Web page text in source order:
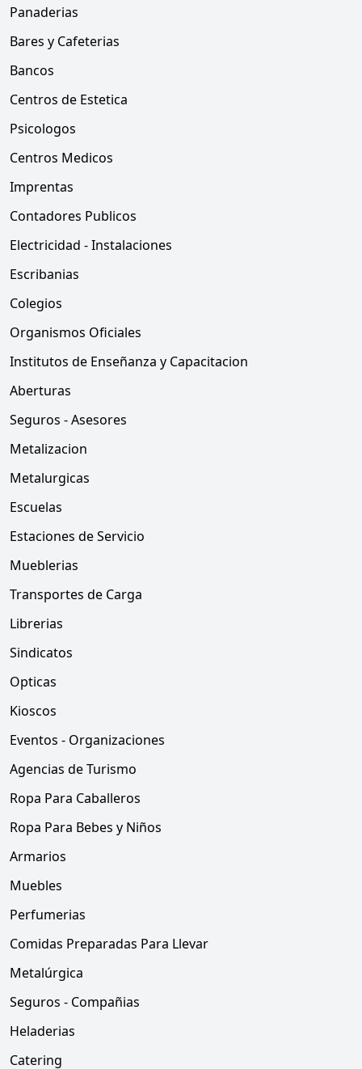
Panaderias
Bares y Cafeterias
Bancos
Centros de Estetica
Psicologos
Centros Medicos
Imprentas
Contadores Publicos
Electricidad - Instalaciones
Escribanias
Colegios
Organismos Oficiales
Institutos de Enseñanza y Capacitacion
Aberturas
Seguros - Asesores
Metalizacion
Metalurgicas
Escuelas
Estaciones de Servicio
Mueblerias
Transportes de Carga
Librerias
Sindicatos
Opticas
Kioscos
Eventos - Organizaciones
Agencias de Turismo
Ropa Para Caballeros
Ropa Para Bebes y Niños
Armarios
Muebles
Perfumerias
Comidas Preparadas Para Llevar
Metalúrgica
Seguros - Compañias
Heladerias
Catering